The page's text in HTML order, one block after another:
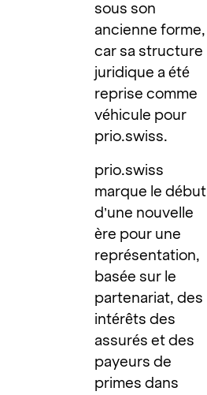
sous son
ancienne forme,
car sa structure
juridique a été
reprise comme
véhicule pour
prio.swiss.
prio.swiss
marque le début
d’une nouvelle
ère pour une
représentation,
basée sur le
partenariat, des
intérêts des
assurés et des
payeurs de
primes dans